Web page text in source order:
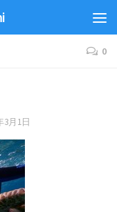
0
3月1日